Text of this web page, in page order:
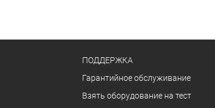
ПОДДЕРЖКА
Гарантийное обслуживание
Взять оборудование на тест